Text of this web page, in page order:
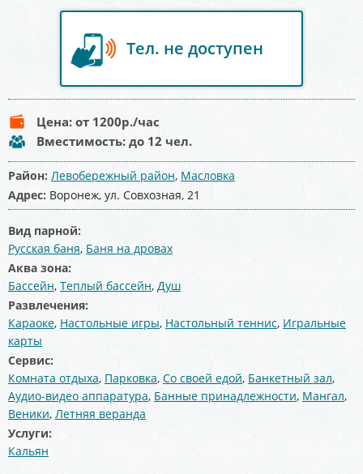
Тел. не доступен
Цена: от 1200р./час
Вместимость: до 12 чел.
Район: Левобережный район, Масловка
Адрес: Воронеж, ул. Совхозная, 21
Вид парной:
Русская баня, Баня на дровах
Аква зона:
Бассейн, Теплый бассейн, Душ
Развлечения:
Караоке, Настольные игры, Настольный теннис, Игральные
карты
Сервис:
Комната отдыха, Парковка, Со своей едой, Банкетный зал,
Аудио-видео аппаратура, Банные принадлежности, Мангал,
Веники, Летняя веранда
Услуги:
Кальян